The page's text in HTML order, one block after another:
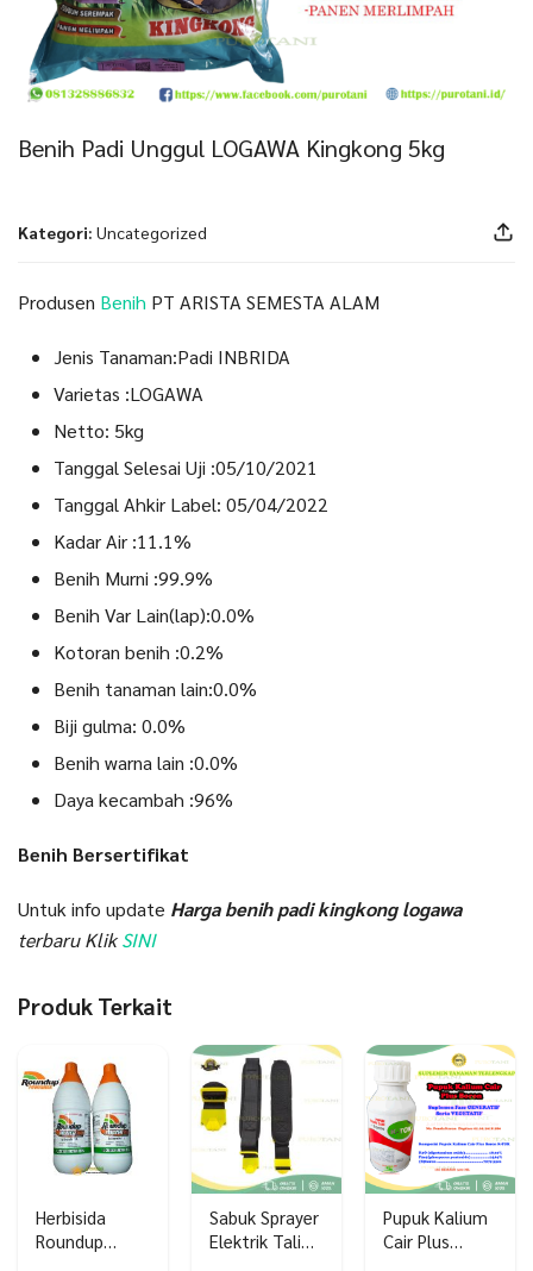
Benih Padi Unggul LOGAWA Kingkong 5kg
Kategori: Uncategorized
Produsen Benih PT ARISTA SEMESTA ALAM
Jenis Tanaman:Padi INBRIDA
Varietas :LOGAWA
Netto: 5kg
Tanggal Selesai Uji :05/10/2021
Tanggal Ahkir Label: 05/04/2022
Kadar Air :11.1%
Benih Murni :99.9%
Benih Var Lain(lap):0.0%
Kotoran benih :0.2%
Benih tanaman lain:0.0%
Biji gulma: 0.0%
Benih warna lain :0.0%
Daya kecambah :96%
Benih Bersertifikat
Untuk info update Harga benih padi kingkong logawa
terbaru KlikSINI
Produk Terkait
Herbisida
Roundup
Sabuk Sprayer
Elektrik Tali
Pupuk Kalium
Cair Plus